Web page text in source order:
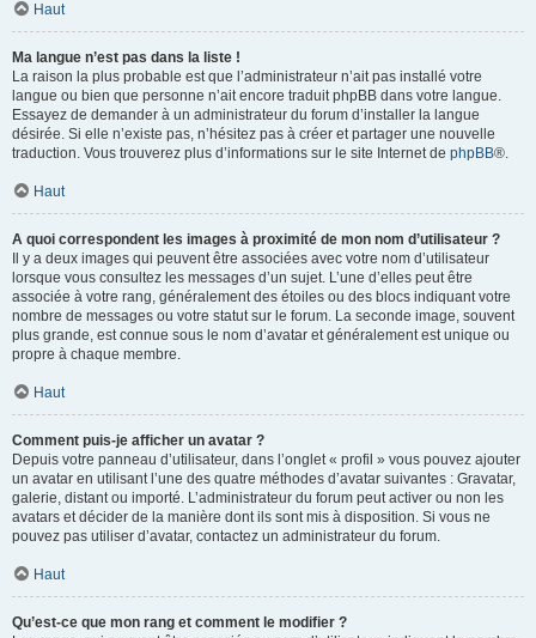
Haut
Ma langue n’est pas dans la liste !
La raison la plus probable est que l’administrateur n’ait pas installé votre
langue ou bien que personne n’ait encore traduit phpBB dans votre langue.
Essayez de demander à un administrateur du forum d’installer la langue
désirée. Si elle n’existe pas, n’hésitez pas à créer et partager une nouvelle
traduction. Vous trouverez plus d’informations sur le site Internet de phpBB®.
Haut
A quoi correspondent les images à proximité de mon nom d’utilisateur ?
Il y a deux images qui peuvent être associées avec votre nom d’utilisateur
lorsque vous consultez les messages d’un sujet. L’une d’elles peut être
associée à votre rang, généralement des étoiles ou des blocs indiquant votre
nombre de messages ou votre statut sur le forum. La seconde image, souvent
plus grande, est connue sous le nom d’avatar et généralement est unique ou
propre à chaque membre.
Haut
Comment puis-je afficher un avatar ?
Depuis votre panneau d’utilisateur, dans l’onglet « profil » vous pouvez ajouter
un avatar en utilisant l’une des quatre méthodes d’avatar suivantes : Gravatar,
galerie, distant ou importé. L’administrateur du forum peut activer ou non les
avatars et décider de la manière dont ils sont mis à disposition. Si vous ne
pouvez pas utiliser d’avatar, contactez un administrateur du forum.
Haut
Qu’est-ce que mon rang et comment le modifier ?